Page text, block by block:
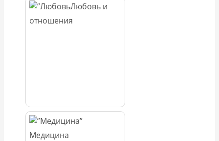
Любовь и
отношения
Медицина